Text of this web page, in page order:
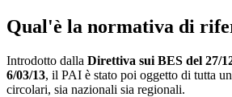
Qual'è la normativa di
Introdotto dalla Direttiva sui BES del 27/
6/03/13, il PAI è stato poi oggetto di tutta
circolari, sia nazionali sia regionali.